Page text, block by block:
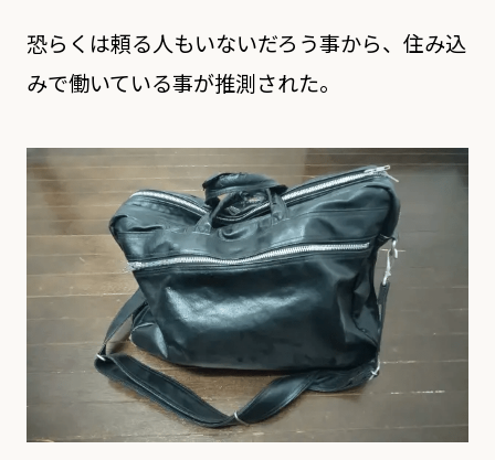
恐らくは頼る人もいないだろう事から、住み込
みで働いている事が推測された。